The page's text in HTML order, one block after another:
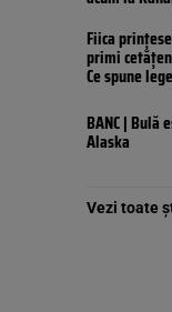
Fiica
primi
Ce spune
BANC | Bulă
Alaska
Vezi toate